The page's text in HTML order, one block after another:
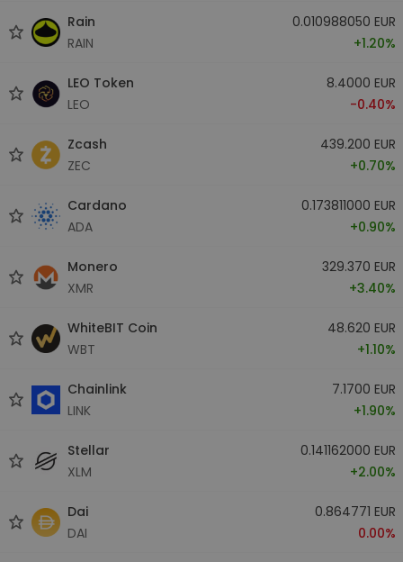
Rain
RAIN
0.010988050 EUR
+1.20%
LEO Token
LEO
8.4000 EUR
-0.40%
Zcash
ZEC
439.200 EUR
+0.70%
Cardano
ADA
0.173811000 EUR
+0.90%
Monero
XMR
329.370 EUR
+3.40%
WhiteBIT Coin
WBT
48.620 EUR
+1.10%
Chainlink
LINK
7.1700 EUR
+1.90%
Stellar
XLM
0.141162000 EUR
+2.00%
Dai
DAI
0.864771 EUR
0.00%